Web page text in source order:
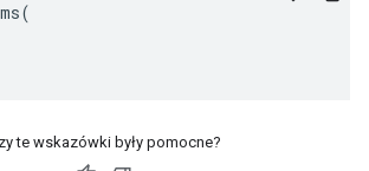
te wskazówki były pomocne?